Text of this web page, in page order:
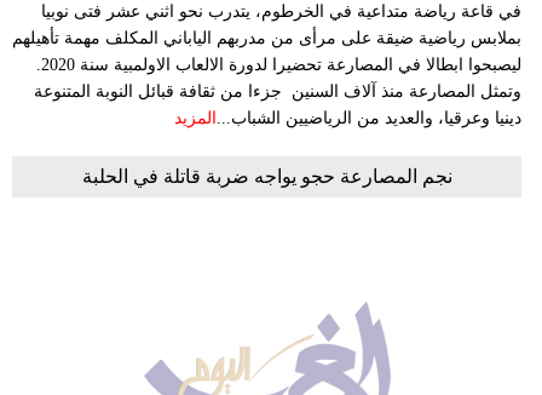
في قاعة رياضة متداعية في الخرطوم، يتدرب نحو اثني عشر فتى نوبيا
بملابس رياضية ضيقة على مرأى من مدربهم الياباني المكلف مهمة تأهيلهم
وتمثل المصارعة منذ آلاف السنين جزءا من ثقافة قبائل النوبة المتنوعة
دينيا وعرقيا، والعديد من الرياضيين الشباب... المزيد
نجم المصارعة حجو يواجه ضربة قاتلة في الحلبة